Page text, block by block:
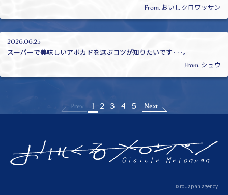
From. おいしクロワッサン
2026.06.25
スーパーで美味しいアボカドを選ぶコツが知りたいです···。
From. シュウ
Prev 1 2 3 4 5 Next
© ro Japan agency